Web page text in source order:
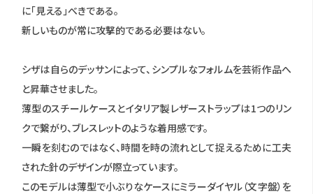
に「見える」べきである。
新しいものが常に攻撃的である必要はない。
シザは自らのデッサンによって、シンプルなフォルムを芸術作品へ
と昇華させました。
薄型のスチールケースとイタリア製レザーストラップは1つのリン
クで繋がり、ブレスレットのような着用感です。
一瞬を刻むのではなく、時間を時の流れとして捉えるために工夫
された針のデザインが際立っています。
このモデルは薄型で小ぶりなケースにミラーダイヤル（文字盤）を